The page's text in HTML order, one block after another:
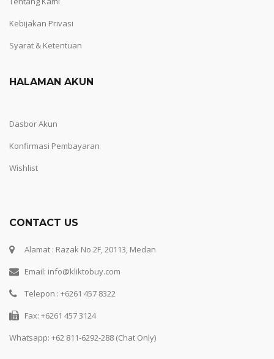
Kebijakan Privasi
Syarat & Ketentuan
HALAMAN AKUN
Dasbor Akun
Konfirmasi Pembayaran
Wishlist
CONTACT US
Alamat : Razak No.2F, 20113, Medan
Email: info@kliktobuy.com
Telepon : +6261 457 8322
Fax: +6261 457 3124
Whatsapp: +62 811-6292-288 (Chat Only)